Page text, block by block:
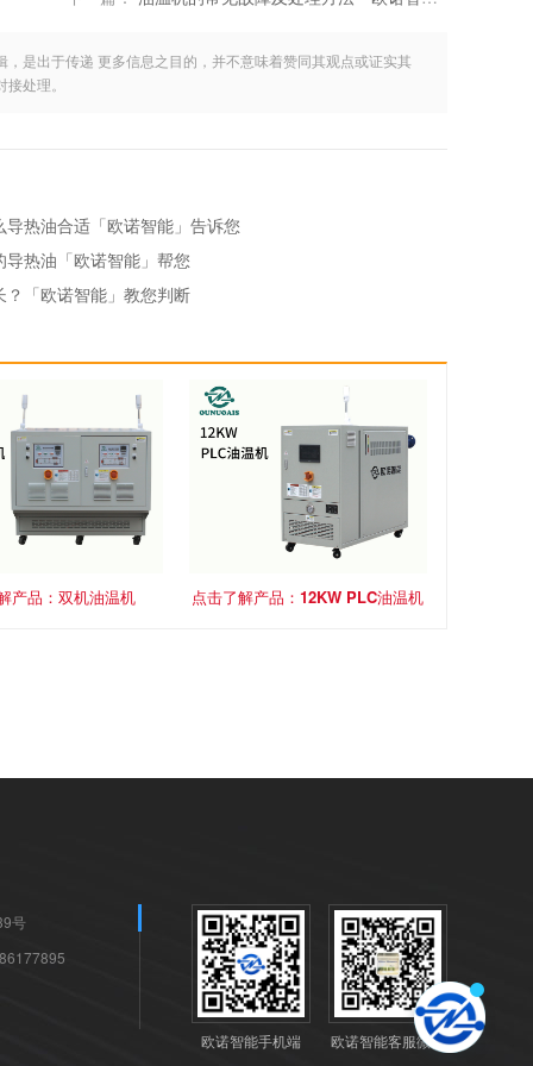
是出于传递 更多信息之目的，并不意味着赞同其观点或证实其
处理。
热油合适「欧诺智能」告诉您
热油「欧诺智能」帮您
「欧诺智能」教您判断
碳「欧诺智能」告诉您方法
产品：双机油温机 点击了解产品：12KW PLC油温机
号
欧诺智能手机端 欧诺智能客服微信